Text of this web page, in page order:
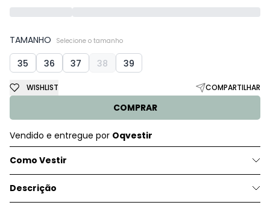
TAMANHO Selecione o tamanho
35 36 37 38 39
COMPRAR
WISHLIST COMPARTILHAR
Vendido e entregue por Oqvestir
Como Vestir
Descrição